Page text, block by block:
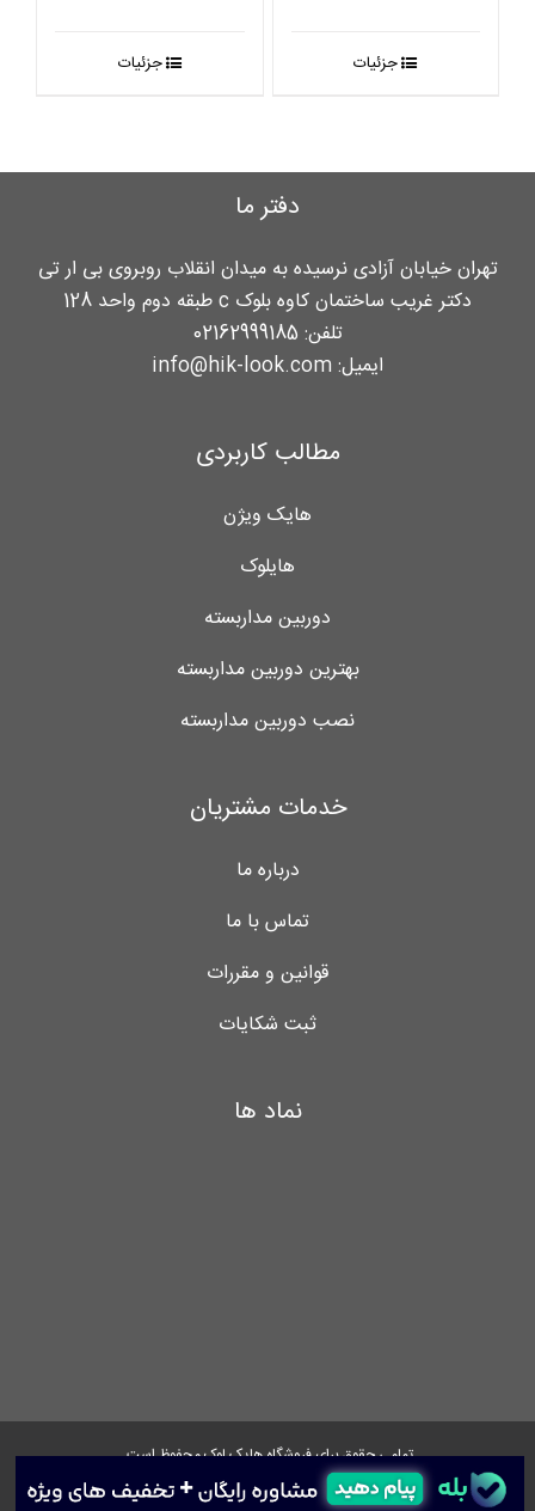
جزئیات جزئیات
دفتر ما
تهران خیابان آزادی نرسیده به میدان انقلاب روبروی بی ار تی
دکتر غریب ساختمان کاوه بلوک c طبقه دوم واحد 128
تلفن: 02162999185
ایمیل: info@hik-look.com
مطالب کاربردی
هایک ویژن
هایلوک
دوربین مداربسته
بهترین دوربین مداربسته
نصب دوربین مداربسته
خدمات مشتریان
درباره ما
تماس با ما
قوانین و مقررات
ثبت شکایات
نماد ها
تمامی حقوق برای فروشگاه هایک لوک محفوظ است.
Facebook
Instagram